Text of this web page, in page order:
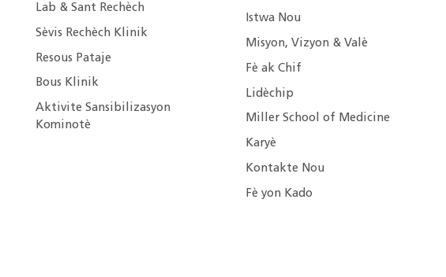
Lab & Sant Rechèch
Sèvis Rechèch Klinik
Resous Pataje
Bous Klinik
Aktivite Sansibilizasyon
Kominotè
Istwa Nou
Misyon, Vizyon & Valè
Fè ak Chif
Lidèchip
Miller School of Medicine
Karyè
Kontakte Nou
Fè yon Kado